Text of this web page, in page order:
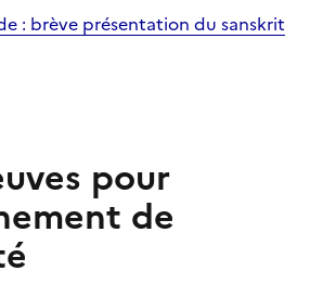
: brève présentation du sanskrit
pour
de